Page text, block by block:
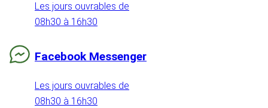
Les jours ouvrables de
08h30 à 16h30
Facebook Messenger
Les jours ouvrables de
08h30 à 16h30